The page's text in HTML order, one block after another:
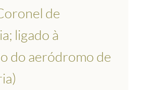
de
ligado à
do aeródromo de